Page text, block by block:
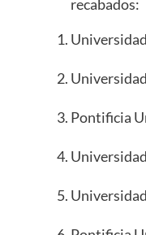
recabados:
Pontificia